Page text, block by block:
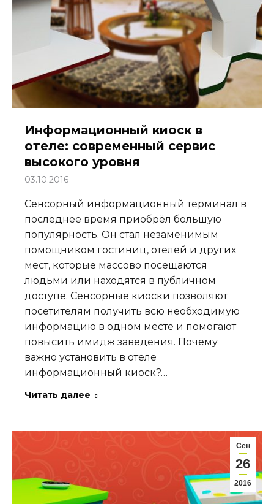
Информационный киоск в
отеле: современный сервис
высокого уровня
03.10.2016
Сенсорный информационный терминал в
последнее время приобрёл большую
популярность. Он стал незаменимым
помощником гостиниц, отелей и других
мест, которые массово посещаются
людьми или находятся в публичном
доступе. Сенсорные киоски позволяют
посетителям получить всю необходимую
информацию в одном месте и помогают
повысить имидж заведения. Почему
важно установить в отеле
информационный киоск?…
Читать далее
Сен
26
2016